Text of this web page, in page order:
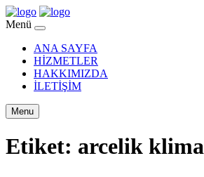
Menü
ANA SAYFA
HİZMETLER
HAKKIMIZDA
İLETİŞİM
Menu
Etiket: arcelik